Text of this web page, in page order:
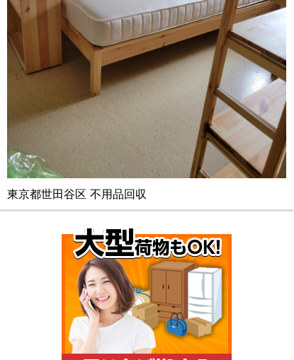
東京都世田谷区 不用品回収